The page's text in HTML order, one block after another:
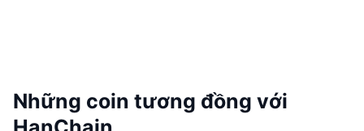
Những coin tương đồng với